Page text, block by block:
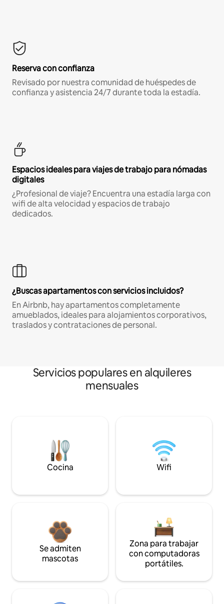
Reserva con confianza
Revisado por nuestra comunidad de huéspedes de
confianza y asistencia 24/7 durante toda la estadía.
Espacios ideales para viajes de trabajo para nómadas
digitales
¿Profesional de viaje? Encuentra una estadía larga con
wifi de alta velocidad y espacios de trabajo
dedicados.
¿Buscas apartamentos con servicios incluidos?
En Airbnb, hay apartamentos completamente
amueblados, ideales para alojamientos corporativos,
traslados y contrataciones de personal.
Servicios populares en alquileres
mensuales
Cocina Wifi
Se admiten
mascotas
Zona para trabajar
con computadoras
portátiles.